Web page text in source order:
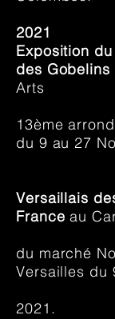
2021
Exposition
des Gobelins
Arts
à la
13ème
du 9 au 27
Versaillais
France au
du marché
Versailles du
21
2021.